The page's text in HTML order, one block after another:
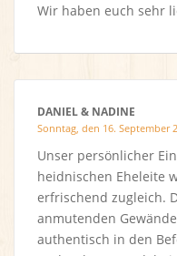
Wir haben euch sehr
DANIEL & NADINE
Sonntag, den 16. September
Unser persönlicher
heidnischen Eheleite
erfrischend zugleich.
anmutenden
authentisch in den